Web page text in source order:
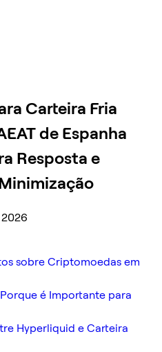
Carteira Fria
de Espanha
Resposta e
sobre Criptomoedas em
é Importante para
Hyperliquid e Carteira